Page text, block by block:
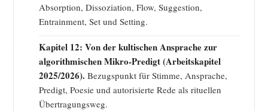
Absorption, Dissoziation, Flow, Suggestion,
Entrainment, Set und Setting.
Kapitel 12: Von der kultischen Ansprache zur
algorithmischen Mikro-Predigt (Arbeitskapitel
2025/2026). Bezugspunkt für Stimme, Ansprache,
Predigt, Poesie und autorisierte Rede als rituellen
Übertragungsweg.